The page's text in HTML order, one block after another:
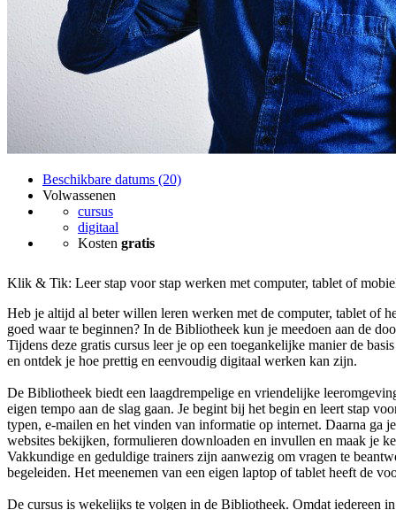
Beschikbare datums (20)
Volwassenen
cursus
digitaal
Kosten gratis
Klik & Tik: Leer stap voor stap werken met computer, tablet of
Heb je altijd al beter willen leren werken met de computer, tablet of
goed waar te beginnen? In de Bibliotheek kun je meedoen aan de
Tijdens deze gratis cursus leer je op een toegankelijke manier de
en ontdek je hoe prettig en eenvoudig digitaal werken kan zijn.
De Bibliotheek biedt een laagdrempelige en vriendelijke
eigen tempo aan de slag gaan. Je begint bij het begin en leert stap
typen, e-mailen en het vinden van informatie op internet. Daarna ga
websites bekijken, formulieren downloaden en invullen en maak je
Vakkundige en geduldige trainers zijn aanwezig om vragen te
begeleiden. Het meenemen van een eigen laptop of tablet heeft de
De cursus is wekelijks te volgen in de Bibliotheek. Omdat iedereen